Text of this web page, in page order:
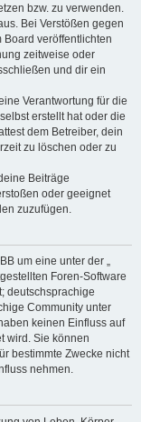
bzw. zu verwenden.
Bei Verstößen gegen
veröffentlichten
zeitweise oder
und dir ein
Verantwortung für die
erstellt hat oder die
dem Betreiber, dein
zu löschen oder zu
Beiträge
oder geeignet
zuzufügen.
um eine unter der „
Foren-Software
deutschsprachige
Community unter
keinen Einfluss auf
wird. Sie können
bestimmte Zwecke nicht
nehmen.